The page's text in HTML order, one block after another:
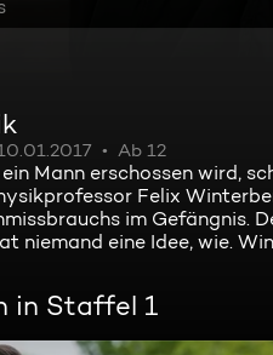
Ab 12
Mann erschossen wird,
Felix
im Gefängnis.
niemand eine Idee, wie.
in Staffel 1